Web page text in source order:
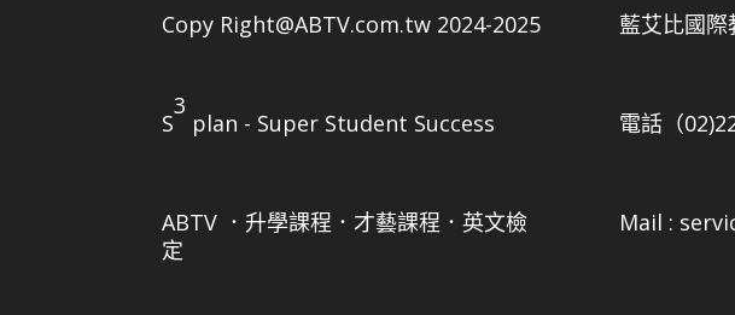
Copy Right@ABTV.com.tw 2024-2025
S
3
plan - Super Student Success
ABTV ．升學課程．才藝課程．英文檢
定
藍艾比國際
電話（
Mail :